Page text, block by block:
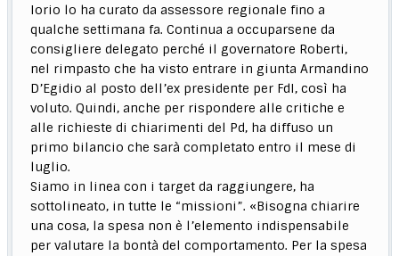
Iorio lo ha curato da assessore regionale fino a
qualche settimana fa. Continua a occuparsene da
consigliere delegato perché il governatore Roberti,
nel rimpasto che ha visto entrare in giunta Armandino
D’Egidio al posto dell’ex presidente per FdI, così ha
voluto. Quindi, anche per rispondere alle critiche e
alle richieste di chiarimenti del Pd, ha diffuso un
primo bilancio che sarà completato entro il mese di
luglio.
Siamo in linea con i target da raggiungere, ha
sottolineato, in tutte le “missioni”. «Bisogna chiarire
una cosa, la spesa non è l’elemento indispensabile
per valutare la bontà del comportamento. Per la spesa